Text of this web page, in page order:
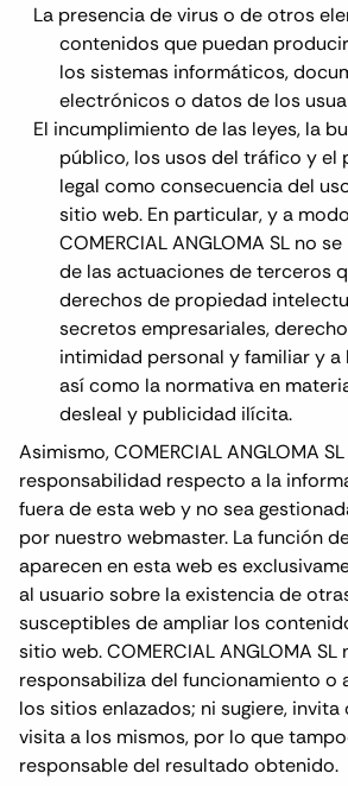
La presencia de virus o de otros
contenidos que puedan
los sistemas informáticos,
electrónicos o datos de los
El incumplimiento de las leyes, la
público, los usos del tráfico y el
legal como consecuencia del
sitio web. En particular, y a
COMERCIAL ANGLOMA SL no
de las actuaciones de terceros
derechos de propiedad
secretos empresariales,
intimidad personal y familiar y a
así como la normativa en
desleal y publicidad ilícita.
Asimismo, COMERCIAL ANGLOMA
responsabilidad respecto a la
fuera de esta web y no sea
por nuestro webmaster. La función
aparecen en esta web es
al usuario sobre la existencia de
susceptibles de ampliar los
sitio web. COMERCIAL ANGLOMA
responsabiliza del funcionamiento o
los sitios enlazados; ni sugiere,
visita a los mismos, por lo que
responsable del resultado obtenido.